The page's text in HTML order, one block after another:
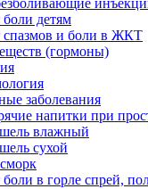
детям
и боли в ЖКТ
(гормоны)
заболевания
напитки при
влажный
сухой
в горле спрей,